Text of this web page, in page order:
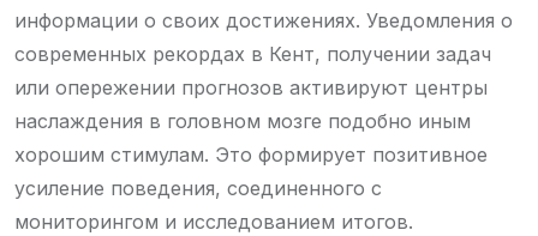
информации о своих достижениях. Уведомления о
современных рекордах в Кент, получении задач
или опережении прогнозов активируют центры
наслаждения в головном мозге подобно иным
хорошим стимулам. Это формирует позитивное
усиление поведения, соединенного с
мониторингом и исследованием итогов.